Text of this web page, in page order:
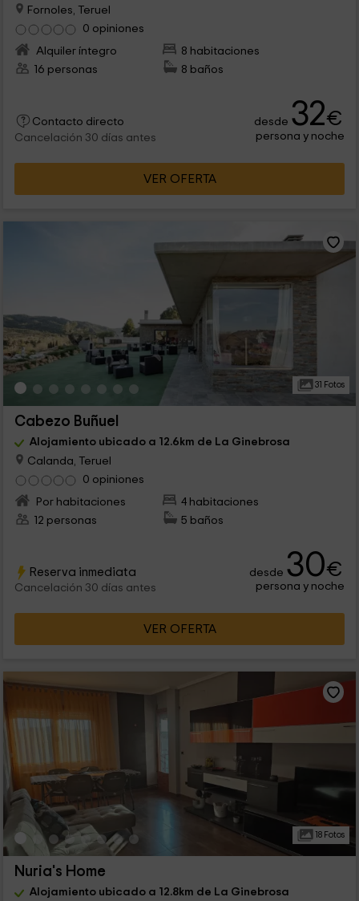
Fornoles, Teruel
0 opiniones
Alquiler íntegro
8 habitaciones
16 personas
8 baños
Contacto directo
Cancelación 30 días antes
desde 32€
persona y noche
VER OFERTA
31 Fotos
Cabezo Buñuel
Alojamiento ubicado a 12.6km de La Ginebrosa
Calanda, Teruel
0 opiniones
Por habitaciones
4 habitaciones
12 personas
5 baños
Reserva inmediata
Cancelación 30 días antes
desde 30€
persona y noche
VER OFERTA
18 Fotos
Nuria's Home
Alojamiento ubicado a 12.8km de La Ginebrosa